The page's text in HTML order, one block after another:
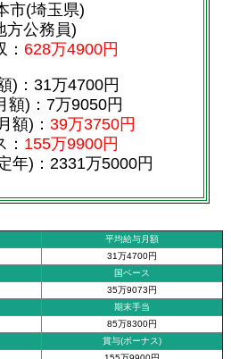
市(埼玉県)
方公務員)
628万4900円
)：31万4700円
額)：7万9050円
額)： 39万3750円
155万9900円
年)：2331万5000円
平均給与月額
31万4700円
国ベース
35万9073円
期末手当
85万8300円
賞与(ボーナス)